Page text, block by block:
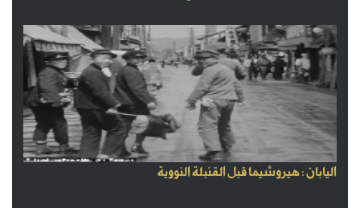
اليابان : هيروشيما قبل القنبلة النووية